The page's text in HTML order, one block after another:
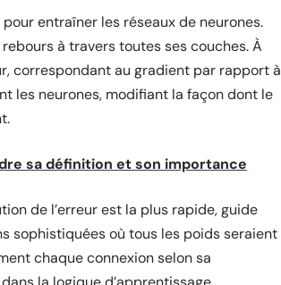
entraîner les réseaux de neurones.
à travers toutes ses couches. À
correspondant au gradient par rapport à
les neurones, modifiant la façon dont le
sa définition et son importance
de l’erreur est la plus rapide, guide
sophistiquées où tous les poids seraient
chaque connexion selon sa